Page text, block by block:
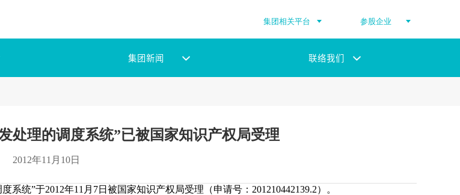
集团相关平台 参股企业
集团新闻 联络我们
处理的调度系统”已被国家知识产权局受理
2012年11月10日
”于2012年11月7日被国家知识产权局受理（申请号：201210442139.2）。